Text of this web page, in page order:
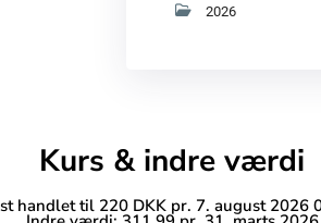
2026
Kurs & indre værdi
handlet til 220 DKK pr. 7. august 2026